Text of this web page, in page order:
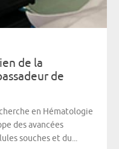
de la
de
en Hématologie
des avancées
souches et du...